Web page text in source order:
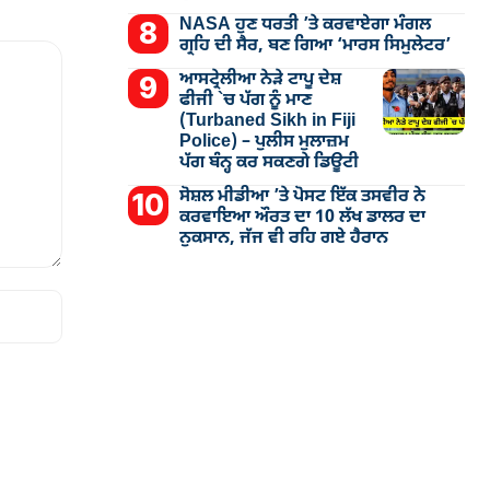
NASA ਹੁਣ ਧਰਤੀ ’ਤੇ ਕਰਵਾਏਗਾ ਮੰਗਲ
ਗ੍ਰਹਿ ਦੀ ਸੈਰ, ਬਣ ਗਿਆ ‘ਮਾਰਸ ਸਿਮੁਲੇਟਰ’
ਆਸਟ੍ਰੇਲੀਆ ਨੇੜੇ ਟਾਪੂ ਦੇਸ਼
ਫੀਜੀ `ਚ ਪੱਗ ਨੂੰ ਮਾਣ
(Turbaned Sikh in Fiji
Police) – ਪੁਲੀਸ ਮੁਲਾਜ਼ਮ
ਪੱਗ ਬੰਨ੍ਹ ਕਰ ਸਕਣਗੇ ਡਿਊਟੀ
ਸੋਸ਼ਲ ਮੀਡੀਆ ’ਤੇ ਪੋਸਟ ਇੱਕ ਤਸਵੀਰ ਨੇ
ਕਰਵਾਇਆ ਔਰਤ ਦਾ 10 ਲੱਖ ਡਾਲਰ ਦਾ
ਨੁਕਸਾਨ, ਜੱਜ ਵੀ ਰਹਿ ਗਏ ਹੈਰਾਨ